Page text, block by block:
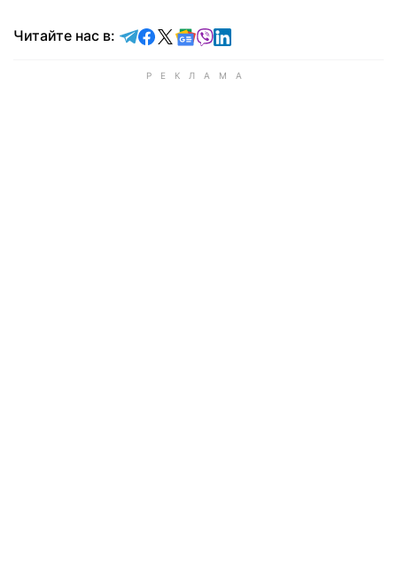
Читайте нас в: Читайте в Telegram
Читайте в Facebook
Читайте в X
Читайте в Google news
Читайте в Viber
Читайте в LinkedIn